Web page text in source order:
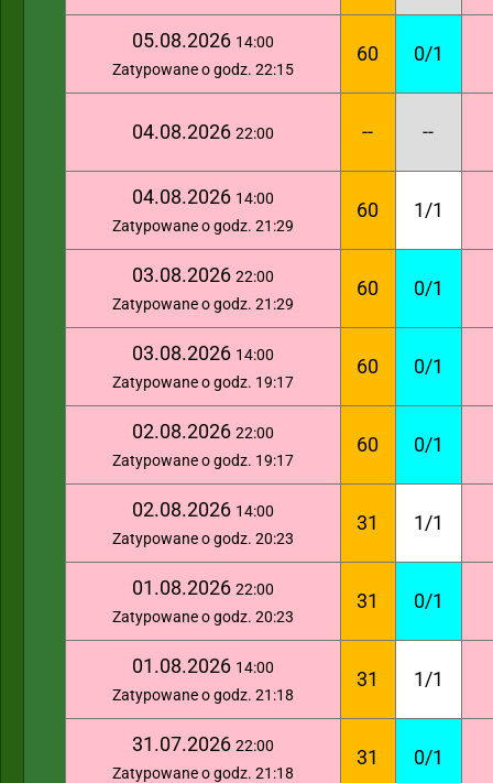
05.08.2026 14:00
Zatypowane o godz. 22:15
60 0/1
04.08.2026 22:00 -- --
04.08.2026 14:00
Zatypowane o godz. 21:29
60 1/1
03.08.2026 22:00
Zatypowane o godz. 21:29
60 0/1
03.08.2026 14:00
Zatypowane o godz. 19:17
60 0/1
02.08.2026 22:00
Zatypowane o godz. 19:17
60 0/1
02.08.2026 14:00
Zatypowane o godz. 20:23
31 1/1
01.08.2026 22:00
Zatypowane o godz. 20:23
31 0/1
01.08.2026 14:00
Zatypowane o godz. 21:18
31 1/1
31.07.2026 22:00
Zatypowane o godz. 21:18
31 0/1